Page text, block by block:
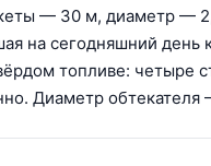
— 30 м, диаметр —
на сегодняшний день
топливе: четыре
Диаметр